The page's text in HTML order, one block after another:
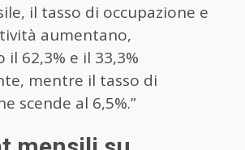
il tasso di occupazione e
aumentano,
il 62,3% e il 33,3%
mentre il tasso di
scende al 6,5%.”